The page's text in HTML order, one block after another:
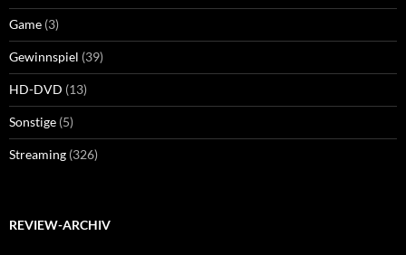
Game (3)
Gewinnspiel (39)
HD-DVD (13)
Sonstige (5)
Streaming (326)
REVIEW-ARCHIV